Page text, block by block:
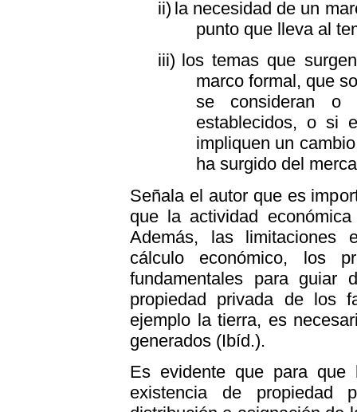
ii) la necesidad de un
punto que lleva al
iii) los temas que
marco formal, que
se consideran o
establecidos, o si
impliquen un
ha surgido del
Señala el autor que es
que la actividad
Además, las limitaciones
cálculo económico, los
fundamentales para guiar
propiedad privada de los
ejemplo la tierra, es
generados (Ibíd.).
Es evidente que para
existencia de propiedad